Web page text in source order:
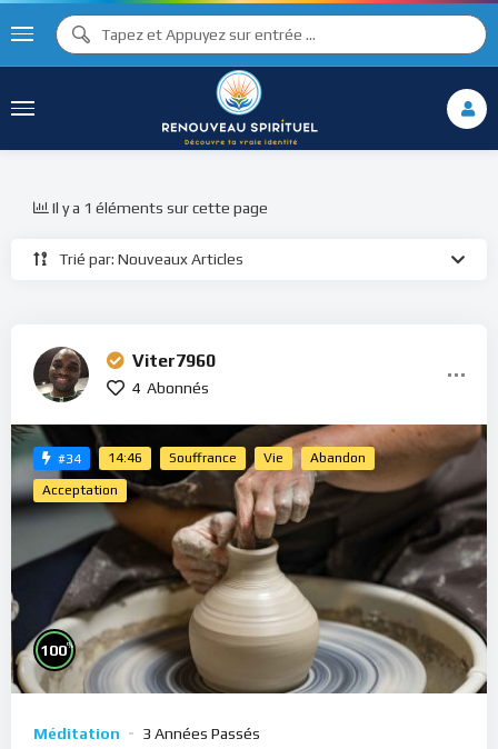
Trié par: Nouveaux Articles
Il y a 1 éléments sur cette page
Viter7960
4 Abonnés
#34 14:46 Souffrance Vie Abandon
Acceptation
100%
Méditation 3 Années Passés